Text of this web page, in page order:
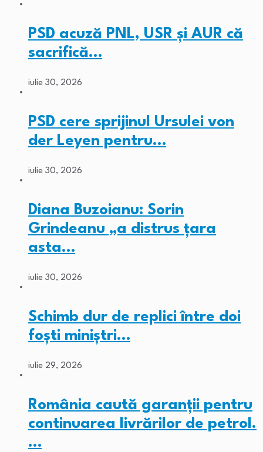
PSD acuză PNL, USR și AUR că
sacrifică…
iulie 30, 2026
PSD cere sprijinul Ursulei von
der Leyen pentru…
iulie 30, 2026
Diana Buzoianu: Sorin
Grindeanu „a distrus țara
asta…
iulie 30, 2026
Schimb dur de replici între doi
foști miniștri…
iulie 29, 2026
România caută garanții pentru
continuarea livrărilor de petrol.
…